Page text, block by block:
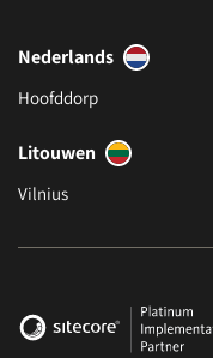
Nederlands
Hoofddorp
Litouwen
Vilnius